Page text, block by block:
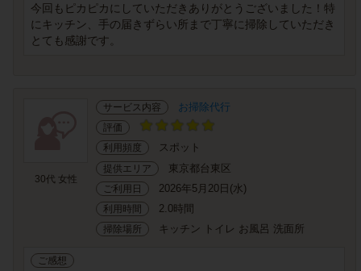
今回もピカピカにしていただきありがとうございました！特
にキッチン、手の届きずらい所まで丁寧に掃除していただき
とても感謝です。
30代 女性
サービス内容 お掃除代行
評価
利用頻度
スポット
提供エリア 東京都台東区
ご利用日 2026年5月20日(水)
利用時間 2.0時間
掃除場所 キッチン トイレ お風呂 洗面所
ご感想